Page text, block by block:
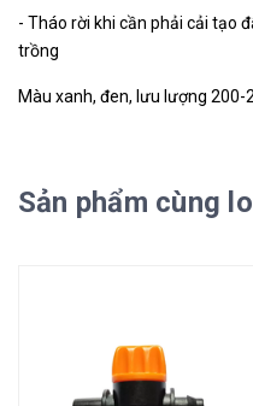
- Tháo rời khi cần phải cải tạo
trồng
Màu xanh, đen, lưu lượng 200-
Sản phẩm cùng